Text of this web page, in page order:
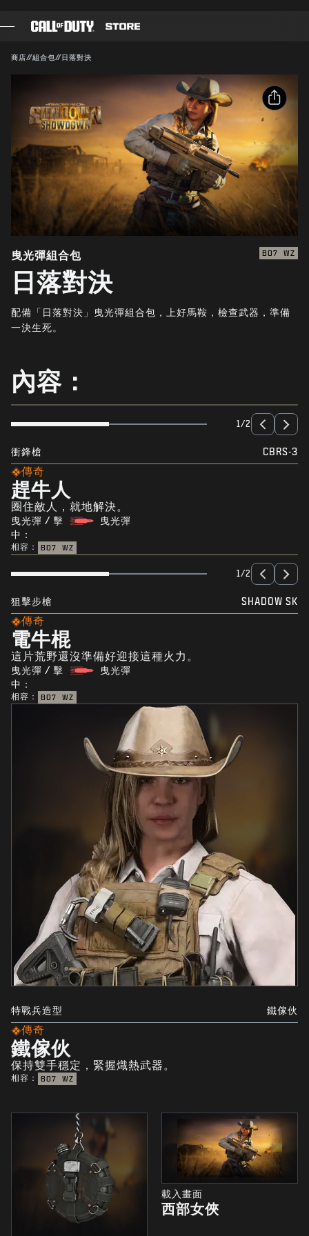
戰爭通行證
黑影部隊
COD點數
《決勝時刻》商店
COMBAT BUILDS
遊戲
最新消息
電競
客服支援
登入|註冊
商店//組合包//日落對決
相容：
確認購買
取消
Activision得隨時更新、替換或移除此遊戲內容。
分享
電子郵件
Facebook
X
曳光彈組合包 BO7 WZ
日落對決
配備「日落對決」曳光彈組合包，上好馬鞍，檢查武器，準備
一決生死。
內容：
1/2
衝鋒槍 CBRS-3
傳奇
趕牛人
圈住敵人，就地解決。
曳光彈 / 擊
中：
曳光彈
相容： BO7 WZ
1/2
狙擊步槍 SHADOW SK
傳奇
電牛棍
這片荒野還沒準備好迎接這種火力。
曳光彈 / 擊
中：
曳光彈
相容： BO7 WZ
特戰兵造型 鐵傢伙
傳奇
鐵傢伙
保持雙手穩定，緊握熾熱武器。
相容： BO7 WZ
載入畫面
西部女俠